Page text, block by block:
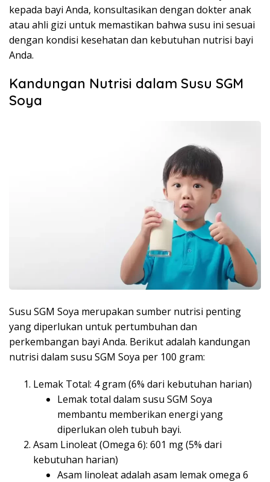
kepada bayi Anda, konsultasikan dengan dokter anak
atau ahli gizi untuk memastikan bahwa susu ini sesuai
dengan kondisi kesehatan dan kebutuhan nutrisi bayi
Anda.
Kandungan Nutrisi dalam Susu SGM
Soya
Susu SGM Soya merupakan sumber nutrisi penting
yang diperlukan untuk pertumbuhan dan
perkembangan bayi Anda. Berikut adalah kandungan
nutrisi dalam susu SGM Soya per 100 gram:
Lemak Total: 4 gram (6% dari kebutuhan harian)
Lemak total dalam susu SGM Soya
membantu memberikan energi yang
diperlukan oleh tubuh bayi.
Asam Linoleat (Omega 6): 601 mg (5% dari
kebutuhan harian)
Asam linoleat adalah asam lemak omega 6